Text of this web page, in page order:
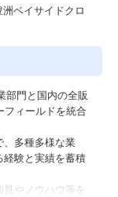
ベイサイドクロ
部門と国内の全販
フィールドを統合
多種多様な業
経験と実績を蓄積
やノウハウ等を